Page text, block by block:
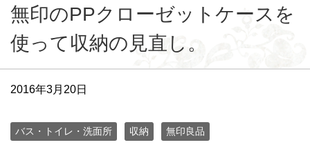
無印のPPクローゼットケースを
使って収納の見直し。
2016年3月20日
バス・トイレ・洗面所 収納 無印良品